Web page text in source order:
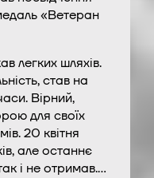
«Ветеран
легких шляхів.
став на
Вірний,
для своїх
20 квітня
але останнє
і не отримав.…